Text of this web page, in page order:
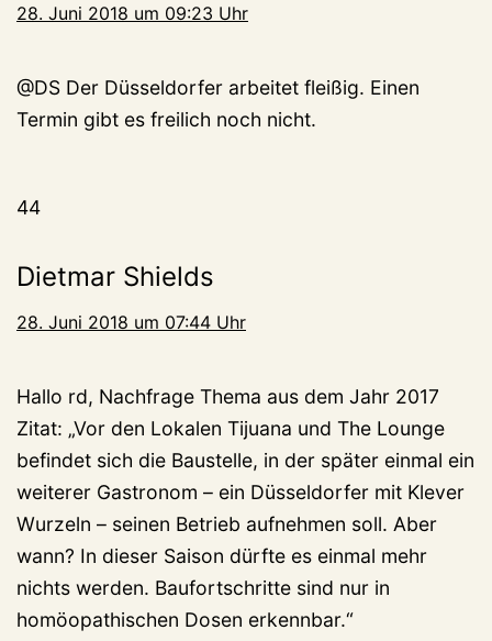
28. Juni 2018 um 09:23 Uhr
@DS Der Düsseldorfer arbeitet fleißig. Einen
Termin gibt es freilich noch nicht.
44
Dietmar Shields
28. Juni 2018 um 07:44 Uhr
Hallo rd, Nachfrage Thema aus dem Jahr 2017
Zitat: „Vor den Lokalen Tijuana und The Lounge
befindet sich die Baustelle, in der später einmal ein
weiterer Gastronom – ein Düsseldorfer mit Klever
Wurzeln – seinen Betrieb aufnehmen soll. Aber
wann? In dieser Saison dürfte es einmal mehr
nichts werden. Baufortschritte sind nur in
homöopathischen Dosen erkennbar.“